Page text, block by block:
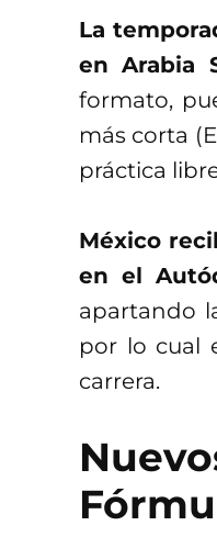
La
en Arabia
formato,
más corta
práctica
México
en el
apartando
por lo cual
carrera.